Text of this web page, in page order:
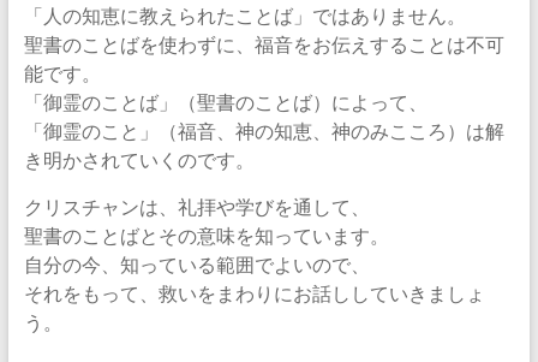
「人の知恵に教えられたことば」ではありません。
聖書のことばを使わずに、福音をお伝えすることは不可
能です。
「御霊のことば」（聖書のことば）によって、
「御霊のこと」（福音、神の知恵、神のみこころ）は解
き明かされていくのです。
クリスチャンは、礼拝や学びを通して、
聖書のことばとその意味を知っています。
自分の今、知っている範囲でよいので、
それをもって、救いをまわりにお話ししていきましょ
う。